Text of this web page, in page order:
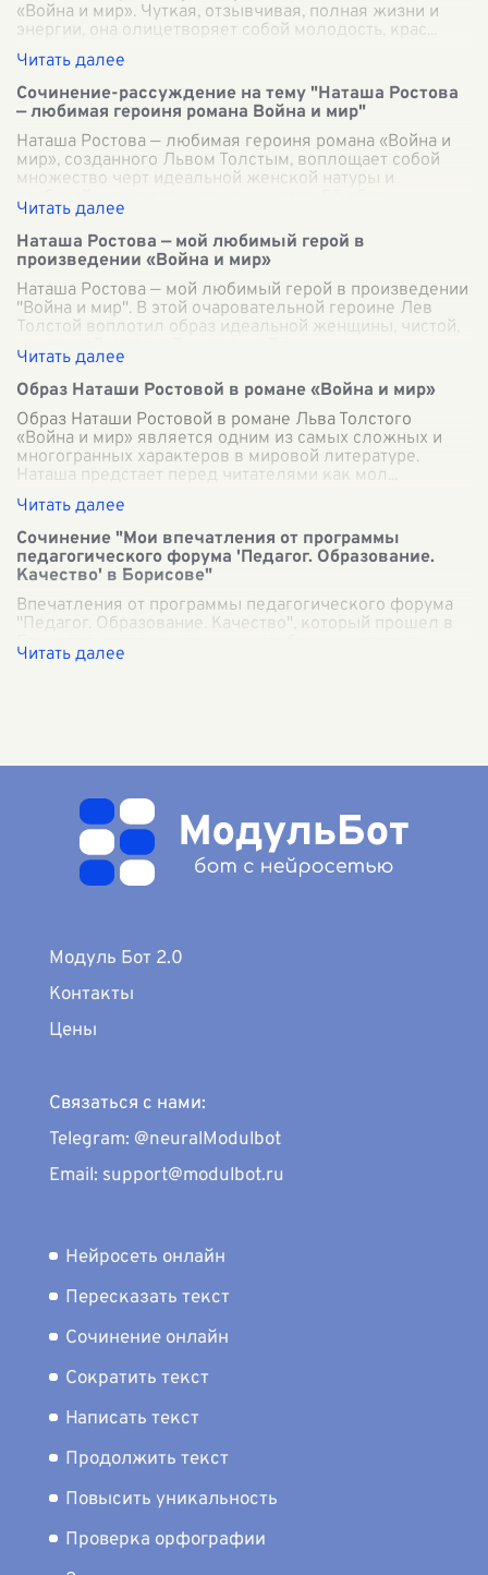
«Война и мир». Чуткая, отзывчивая, полная жизни и
энергии, она олицетворяет собой молодость, крас
Сочинение-рассуждение на тему "Наташа Ростова
— любимая героиня романа Война и мир"
Наташа Ростова — любимая героиня романа «Война и
мир», созданного Львом Толстым, воплощает собой
множество черт идеальной женской натуры и
глубочайших человеческих качеств. Её обра
Наташа Ростова — мой любимый герой в
произведении «Война и мир»
Наташа Ростова — мой любимый герой в произведении
"Война и мир". В этой очаровательной героине Лев
Толстой воплотил образ идеальной женщины, чистой,
искренней и полной жизненной эн
Образ Наташи Ростовой в романе «Война и мир»
Образ Наташи Ростовой в романе Льва Толстого
«Война и мир» является одним из самых сложных и
многогранных характеров в мировой литературе.
Наташа предстает перед читателями как мол
Сочинение "Мои впечатления от программы
педагогического форума 'Педагог. Образование.
Качество' в Борисове"
Впечатления от программы педагогического форума
"Педагог. Образование. Качество", который прошел в
Борисове, остались яркими и глубокими, оставив
неизгладимый след в моей профессио
Модуль Бот 2.0
Контакты
Цены
Связаться с нами:
Telegram: @neuralModulbot
Email: support@modulbot.ru
Нейросеть онлайн
Пересказать текст
Сочинение онлайн
Сократить текст
Написать текст
Продолжить текст
Повысить уникальность
Проверка орфографии